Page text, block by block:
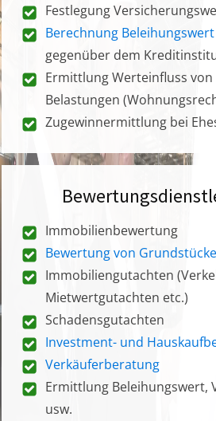
Festlegung
Berechnung Beleihungswert
gegenüber dem
Ermittlung Werteinfluss von
Belastungen
Zugewinnermittlung bei
Immobilienbewertung
Bewertung von
Immobiliengutachten
Mietwertgutachten etc.)
Schadensgutachten
Investment- und
Verkäuferberatung
Ermittlung Beleihungswert,
usw.